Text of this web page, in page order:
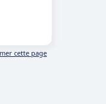
cette page